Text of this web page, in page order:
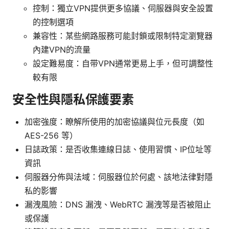
控制：獨立VPN提供更多協議、伺服器與安全設置
的控制選項
兼容性：某些網路服務可能封鎖或限制特定瀏覽器
內建VPN的流量
設定難易度：自带VPN通常更易上手，但可調整性
較有限
安全性與隱私保護要素
加密強度：瞭解所使用的加密協議與位元長度（如
AES-256 等）
日誌政策：是否收集連線日誌、使用習慣、IP位址等
資訊
伺服器分佈與法域：伺服器位於何處、該地法律對隱
私的影響
漏洩風險：DNS 漏洩、WebRTC 漏洩等是否被阻止
或保護